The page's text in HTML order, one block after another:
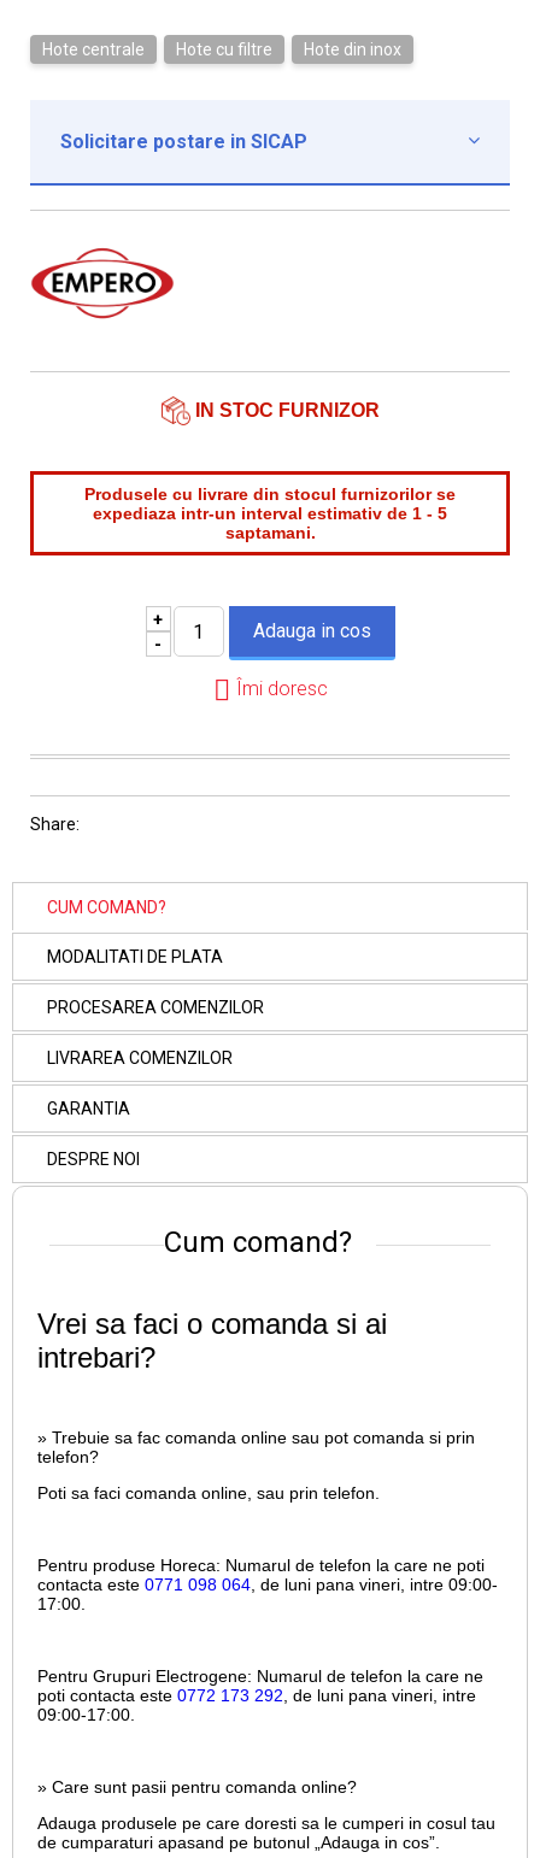
Hote centrale Hote cu filtre Hote din inox
Solicitare postare in SICAP 
Institutie*
Nume contact*
IN STOC FURNIZOR
Produsele cu livrare din stocul furnizorilor se
expediaza intr-un interval estimativ de 1 - 5
saptamani.
+
-
Îmi doresc
Share:
CUM COMAND?
MODALITATI DE PLATA
PROCESAREA COMENZILOR
LIVRAREA COMENZILOR
GARANTIA
DESPRE NOI
Cum comand?
Vrei sa faci o comanda si ai
intrebari?
» Trebuie sa fac comanda online sau pot comanda si prin
telefon?
Poti sa faci comanda online, sau prin telefon.
Pentru produse Horeca: Numarul de telefon la care ne poti
contacta este 0771 098 064, de luni pana vineri, intre 09:00-
17:00.
Pentru Grupuri Electrogene: Numarul de telefon la care ne
poti contacta este 0772 173 292, de luni pana vineri, intre
09:00-17:00.
» Care sunt pasii pentru comanda online?
Adauga produsele pe care doresti sa le cumperi in cosul tau
de cumparaturi apasand pe butonul „Adauga in cos”.